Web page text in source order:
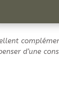
d’une